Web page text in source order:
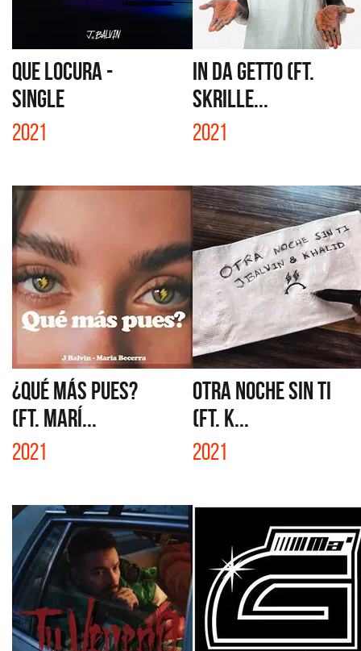
QUE LOCURA -
SINGLE
2021
IN DA GETTO (FT.
SKRILLE...
2021
¿QUÉ MÁS PUES?
(FT. MARÍ...
2021
OTRA NOCHE SIN TI
(FT. K...
2021